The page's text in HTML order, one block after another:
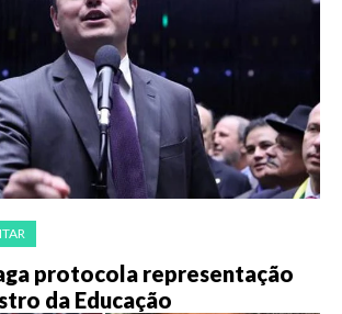
protocola representação
da Educação